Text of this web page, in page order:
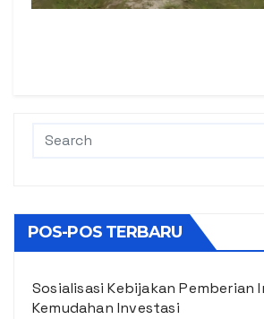
POS-POS TERBARU
Sosialisasi Kebijakan Pemberian
Kemudahan Investasi